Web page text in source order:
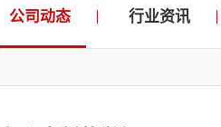
公司动态 行业资讯